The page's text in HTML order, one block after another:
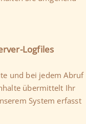
Logfiles
und bei jedem Abruf
übermittelt Ihr
System erfasst